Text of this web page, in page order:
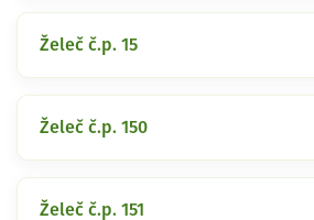
Želeč č.p. 15
Želeč č.p. 150
Želeč č.p. 151